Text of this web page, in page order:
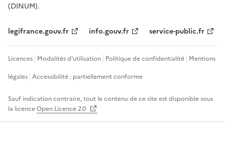
(DINUM).
legifrance.gouv.fr info.gouv.fr service-public.fr
Licences Modalités d'utilisation Politique de confidentialité Mentions
légales Accessibilité : partiellement conforme
Sauf indication contraire, tout le contenu de ce site est disponible sous
la licenceOpen Licence 2.0